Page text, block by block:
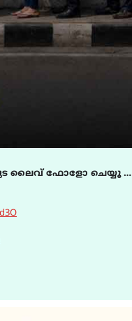
ലൈവ് ഫോളോ ചെയ്യൂ …